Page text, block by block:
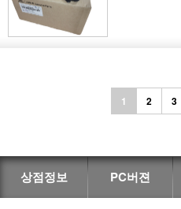
1 2 3
상점정보 PC버젼